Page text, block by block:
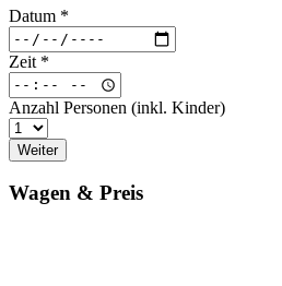
Datum *
Zeit *
Anzahl Personen (inkl. Kinder)
Weiter
Wagen & Preis